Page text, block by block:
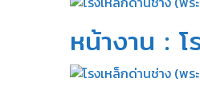
หน้างาน :